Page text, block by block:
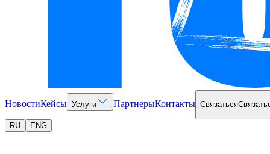
НовостиКейсы Услуги ПартнерыКонтакты Связаться
RU ENG